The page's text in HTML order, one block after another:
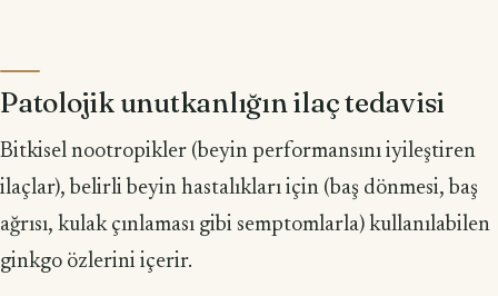
Patolojik unutkanlığın ilaç tedavisi
Bitkisel nootropikler (beyin performansını iyileştiren
ilaçlar), belirli beyin hastalıkları için (baş dönmesi, baş
ağrısı, kulak çınlaması gibi semptomlarla) kullanılabilen
ginkgo özlerini içerir.